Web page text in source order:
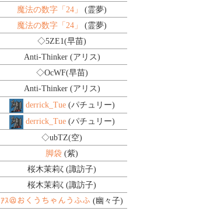
魔法の数字「24」 (霊夢)
魔法の数字「24」 (霊夢)
◇5ZE1(早苗)
Anti-Thinker (アリス)
◇OcWF(早苗)
Anti-Thinker (アリス)
derrick_Tue(パチュリー)
derrick_Tue(パチュリー)
◇ubTZ(空)
脚袋 (紫)
桜木茉莉ζ (諏訪子)
桜木茉莉ζ (諏訪子)
ｱｽ＠おくうちゃんうふふ (幽々子)